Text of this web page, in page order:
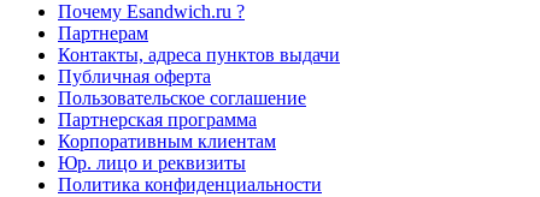
Почему Esandwich.ru ?
Партнерам
Контакты, адреса пунктов выдачи
Публичная оферта
Пользовательское соглашение
Партнерская программа
Корпоративным клиентам
Юр. лицо и реквизиты
Политика конфиденциальности